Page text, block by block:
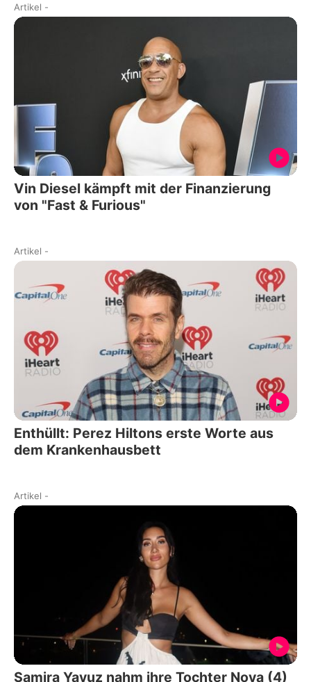
Artikel -
Vin Diesel kämpft mit der Finanzierung
von "Fast & Furious"
Artikel -
Enthüllt: Perez Hiltons erste Worte aus
dem Krankenhausbett
Artikel -
Samira Yavuz nahm ihre Tochter Nova (4)